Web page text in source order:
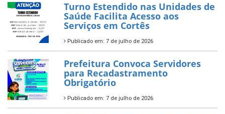
Turno Estendido nas Unidades de
Saúde Facilita Acesso aos
Serviços em Cortês
Publicado em: 7 de julho de 2026
Prefeitura Convoca Servidores
para Recadastramento
Obrigatório
Publicado em: 7 de julho de 2026